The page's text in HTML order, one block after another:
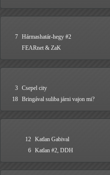
7 Hármashatár-hegy #2
FEARnet & ZaK
3 Csepel city
18 Bringával suliba járni vajon mi?
12 Katlan Gabival
6 Katlan #2, DDH